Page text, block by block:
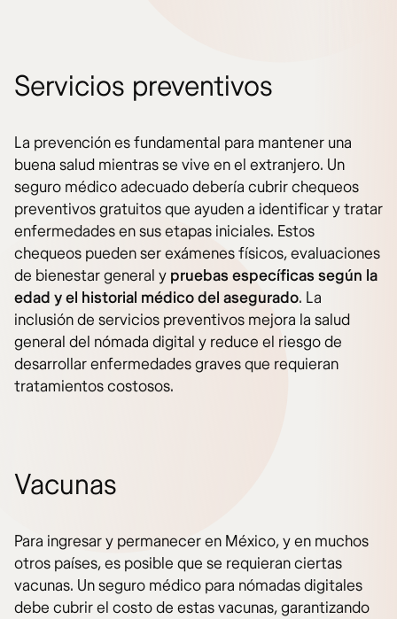
Servicios preventivos
La prevención es fundamental para mantener una
buena salud mientras se vive en el extranjero. Un
seguro médico adecuado debería cubrir chequeos
preventivos gratuitos que ayuden a identificar y tratar
enfermedades en sus etapas iniciales. Estos
chequeos pueden ser exámenes físicos, evaluaciones
de bienestar general y pruebas específicas según la
edad y el historial médico del asegurado. La
inclusión de servicios preventivos mejora la salud
general del nómada digital y reduce el riesgo de
desarrollar enfermedades graves que requieran
tratamientos costosos.
Vacunas
Para ingresar y permanecer en México, y en muchos
otros países, es posible que se requieran ciertas
vacunas. Un seguro médico para nómadas digitales
debe cubrir el costo de estas vacunas, garantizando